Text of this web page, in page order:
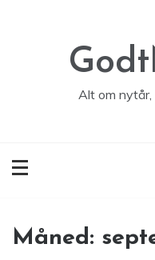
Alt om nytår,
Måned: